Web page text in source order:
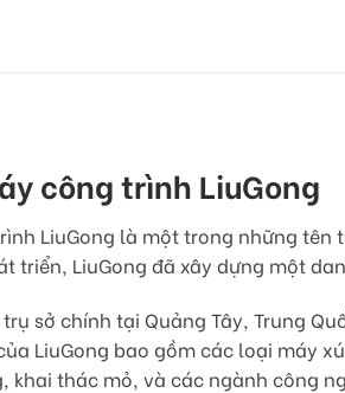
công trình LiuGong
LiuGong là một trong những
triển, LiuGong đã xây dựng một
trụ sở chính tại Quảng Tây, Trung
LiuGong bao gồm các loại máy
khai thác mỏ, và các ngành công